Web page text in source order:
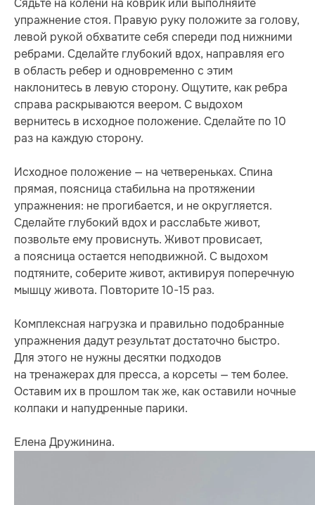
Сядьте на колени на коврик или выполняйте
упражнение стоя. Правую руку положите за голову,
левой рукой обхватите себя спереди под нижними
ребрами. Сделайте глубокий вдох, направляя его
в область ребер и одновременно с этим
наклонитесь в левую сторону. Ощутите, как ребра
справа раскрываются веером. С выдохом
вернитесь в исходное положение. Сделайте по 10
раз на каждую сторону.
Исходное положение — на четвереньках. Спина
прямая, поясница стабильна на протяжении
упражнения: не прогибается, и не округляется.
Сделайте глубокий вдох и расслабьте живот,
позвольте ему провиснуть. Живот провисает,
а поясница остается неподвижной. С выдохом
подтяните, соберите живот, активируя поперечную
мышцу живота. Повторите 10-15 раз.
Комплексная нагрузка и правильно подобранные
упражнения дадут результат достаточно быстро.
Для этого не нужны десятки подходов
на тренажерах для пресса, а корсеты — тем более.
Оставим их в прошлом так же, как оставили ночные
колпаки и напудренные парики.
Елена Дружинина.